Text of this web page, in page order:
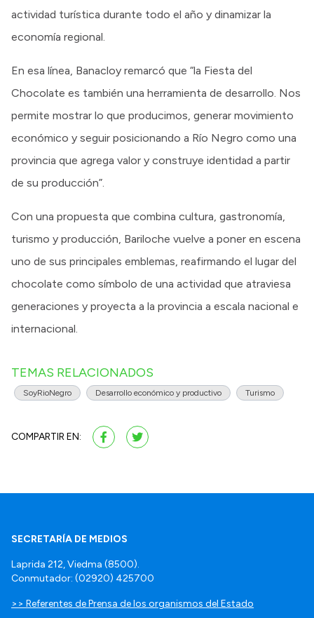
actividad turística durante todo el año y dinamizar la
economía regional.
En esa línea, Banacloy remarcó que “la Fiesta del
Chocolate es también una herramienta de desarrollo. Nos
permite mostrar lo que producimos, generar movimiento
económico y seguir posicionando a Río Negro como una
provincia que agrega valor y construye identidad a partir
de su producción”.
Con una propuesta que combina cultura, gastronomía,
turismo y producción, Bariloche vuelve a poner en escena
uno de sus principales emblemas, reafirmando el lugar del
chocolate como símbolo de una actividad que atraviesa
generaciones y proyecta a la provincia a escala nacional e
internacional.
TEMAS RELACIONADOS
SoyRioNegro Desarrollo económico y productivo Turismo
COMPARTIR EN:
SECRETARÍA DE MEDIOS
Laprida 212, Viedma (8500).
Conmutador: (02920) 425700
>> Referentes de Prensa de los organismos del Estado